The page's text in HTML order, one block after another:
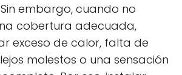
embargo, cuando no
cobertura adecuada,
exceso de calor, falta de
molestos o una sensación